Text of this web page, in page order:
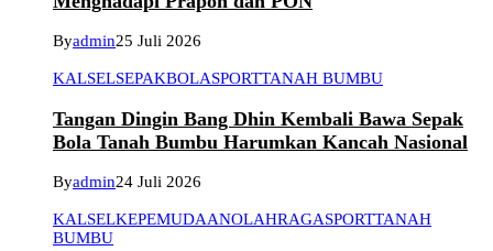
Byadmin25 Juli 2026
KALSELSEPAKBOLASPORTTANAH BUMBU
Tangan Dingin Bang Dhin Kembali Bawa Sepak
Bola Tanah Bumbu Harumkan Kancah Nasional
Byadmin24 Juli 2026
KALSELKEPEMUDAANOLAHRAGASPORTTANAH
BUMBU